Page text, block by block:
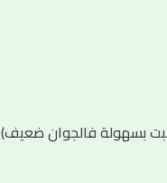
بسهولة فالجوان ضعيف)